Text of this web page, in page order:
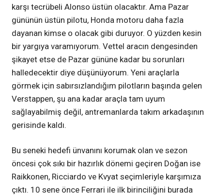
karşı tecrübeli Alonso üstün olacaktır. Ama Pazar
gününün üstün pilotu, Honda motoru daha fazla
dayanan kimse o olacak gibi duruyor. O yüzden kesin
bir yargıya varamıyorum. Vettel aracın dengesinden
şikayet etse de Pazar gününe kadar bu sorunları
halledecektir diye düşünüyorum. Yeni araçlarla
görmek için sabırsızlandığım pilotların başında gelen
Verstappen, şu ana kadar araçla tam uyum
sağlayabilmiş değil, antremanlarda takım arkadaşının
gerisinde kaldı.
Bu seneki hedefi ünvanını korumak olan ve sezon
öncesi çok sıkı bir hazırlık dönemi geçiren Doğan ise
Raikkonen, Ricciardo ve Kvyat seçimleriyle karşımıza
çıktı. 10 sene önce Ferrari ile ilk birinciliğini burada